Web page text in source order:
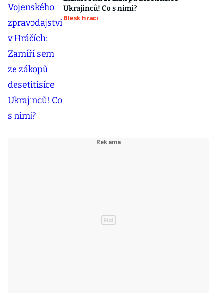
Ukrajinců! Co s nimi?
Blesk hráči